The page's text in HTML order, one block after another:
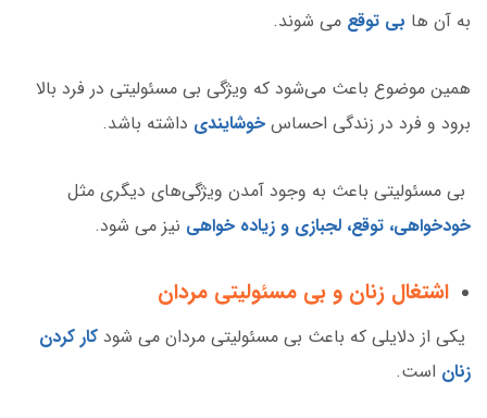
به آن ها بی توقع می شوند.
همین موضوع باعث می‌شود که ویژگی بی مسئولیتی در فرد بالا
برود و فرد در زندگی احساس خوشایندی داشته باشد.
بی مسئولیتی باعث به وجود آمدن ویژگی‌های دیگری مثل
خودخواهی، توقع، لجبازی و زیاده خواهی نیز می شود.
اشتغال زنان و بی‌ مسئولیتی مردان
یکی از دلایلی که باعث بی مسئولیتی مردان می شود کار کردن
زنان است.